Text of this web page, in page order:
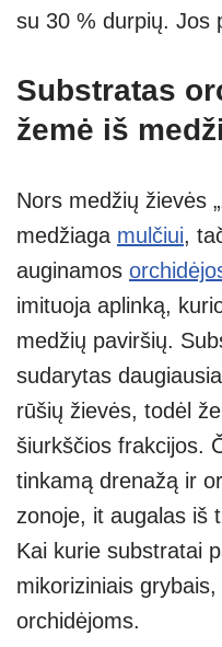
su 30 % durpių. Jos
Substratas
žemė iš
Nors medžių žievės
medžiaga mulčiui,
auginamos
imituoja aplinką,
medžių paviršių.
sudarytas
rūšių žievės, todėl
šiurkščios frakcijos.
tinkamą drenažą ir
zonoje, it augalas iš
Kai kurie substratai
mikoriziniais
orchidėjoms.